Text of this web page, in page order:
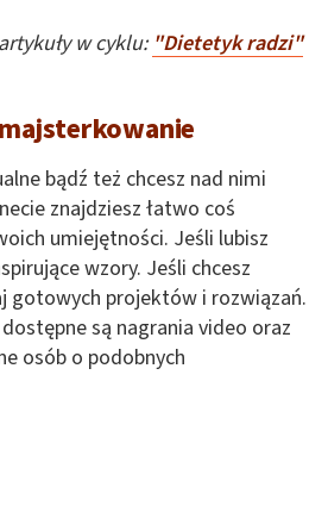
w cyklu: "Dietetyk radzi"
bądź też chcesz nad nimi
znajdziesz łatwo coś
umiejętności. Jeśli lubisz
wzory. Jeśli chcesz
gotowych projektów i rozwiązań.
są nagrania video oraz
osób o podobnych